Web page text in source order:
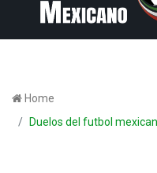
Home
Duelos del futbol